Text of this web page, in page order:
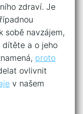
zdraví. Je
sobě navzájem,
a o jeho
proto
ovlivnit
v našem